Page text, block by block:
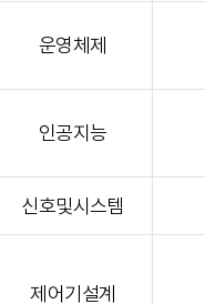
운영체제
인공지능
신호및시스템
제어기설계